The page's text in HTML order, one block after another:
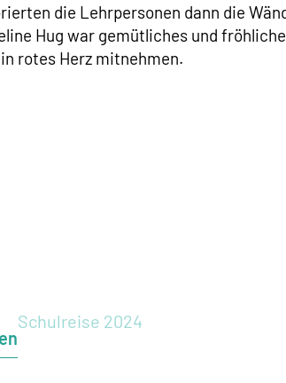
die Lehrpersonen dann die
Hug war gemütliches und
rotes Herz mitnehmen.
Schulreise 2024